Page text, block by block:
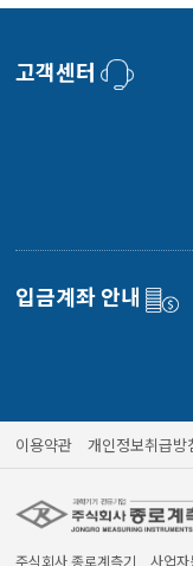
질기/원심분리기/초음파유
화학기기/교반기
고객센터
입금계좌 안내
이용약관 개인정보취급방
주식회사 종로계측기 사업